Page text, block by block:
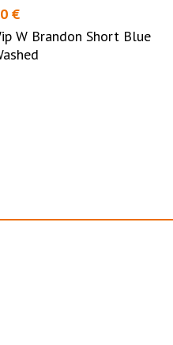
€
W Brandon Short Blue